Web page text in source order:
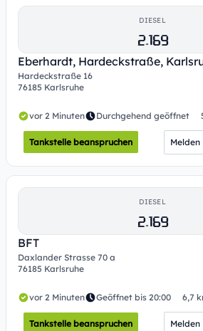
DIESEL
2.169
Eberhardt, Hardeckstraße,
Hardeckstraße 16
76185 Karlsruhe
vor 2 Minuten Durchgehend geöffnet
Tankstelle beanspruchen Melden
DIESEL
2.169
BFT
Daxlander Strasse 70 a
76185 Karlsruhe
vor 2 Minuten Geöffnet bis 20:00 6,7
Tankstelle beanspruchen Melden